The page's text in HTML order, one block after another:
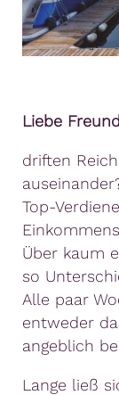
Liebe
driften
Top-
Über kaum
so
Alle paar
entweder
angeblich
Lange ließ